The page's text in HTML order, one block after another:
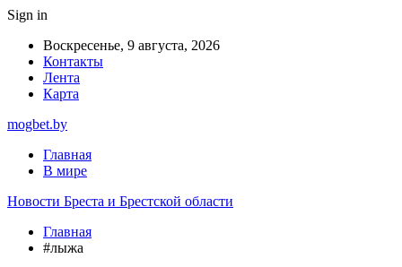
Sign in
Воскресенье, 9 августа, 2026
Контакты
Лента
Карта
mogbet.by
Главная
В мире
Новости Бреста и Брестской области
Главная
#лыжа